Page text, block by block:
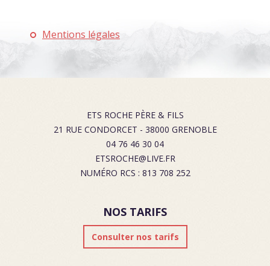
Mentions légales
ETS ROCHE PÈRE & FILS
21 RUE CONDORCET - 38000 GRENOBLE
04 76 46 30 04
ETSROCHE@LIVE.FR
NUMÉRO RCS : 813 708 252
NOS TARIFS
Consulter nos tarifs